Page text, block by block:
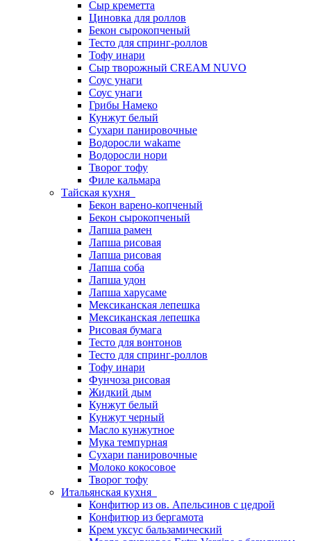
Сыр креметта
Циновка для роллов
Бекон сырокопченый
Тесто для спринг-роллов
Тофу инари
Сыр творожный CREАM NUVO
Соус унаги
Соус унаги
Грибы Намеко
Кунжут белый
Сухари панировочные
Водоросли wakame
Водоросли нори
Творог тофу
Филе кальмара
Тайская кухня
Бекон варено-копченый
Бекон сырокопченый
Лапша рамен
Лапша рисовая
Лапша рисовая
Лапша соба
Лапша удон
Лапша харусаме
Мексиканская лепешка
Мексиканская лепешка
Рисовая бумага
Тесто для вонтонов
Тесто для спринг-роллов
Тофу инари
Фунчоза рисовая
Жидкий дым
Кунжут белый
Кунжут черный
Масло кунжутное
Мука темпурная
Сухари панировочные
Молоко кокосовое
Творог тофу
Итальянская кухня
Конфитюр из ов. Апельсинов с цедрой
Конфитюр из бергамота
Крем уксус бальзамический